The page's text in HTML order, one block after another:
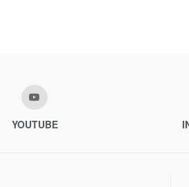
YOUTUBE